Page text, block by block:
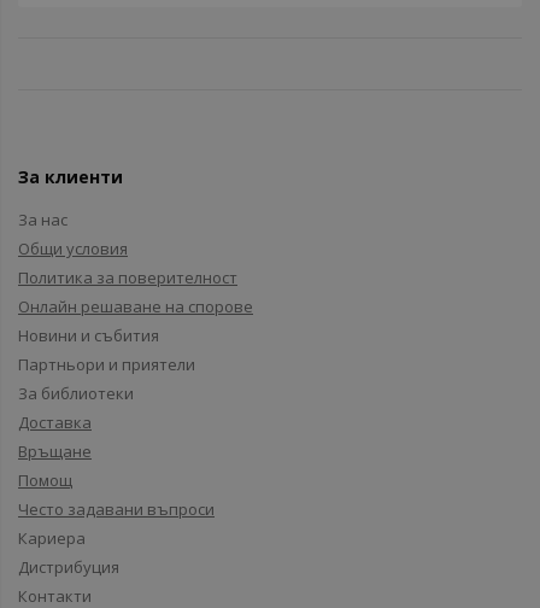
За клиенти
За нас
Общи условия
Политика за поверителност
Онлайн решаване на спорове
Новини и събития
Партньори и приятели
За библиотеки
Доставка
Връщане
Помощ
Често задавани въпроси
Кариера
Дистрибуция
Контакти